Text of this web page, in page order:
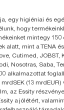
egy higiéniai és
hogy
mintegy
alatt, mint a TENA
Cutimed, JOBST,
Nosotras, Saba,
alkalmazottat
(13 mrdEUR)
az Essity
a jólétért,